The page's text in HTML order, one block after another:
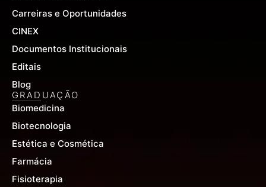
Carreiras e Oportunidades
CINEX
Documentos Institucionais
Editais
Blog
GRADUAÇÃO
Biomedicina
Biotecnologia
Estética e Cosmética
Farmácia
Fisioterapia